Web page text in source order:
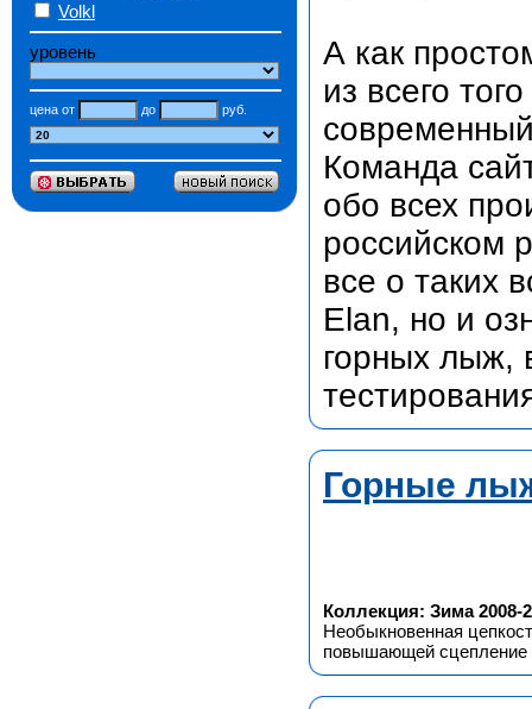
Volkl
уровень
цена от до руб.
А как
из всего
Команда
обо всех
российском
все о таких
Elan, но и
горных лыж,
Горные
Коллекция: Зима 2008-
Необыкновенная
повышающей сцепление